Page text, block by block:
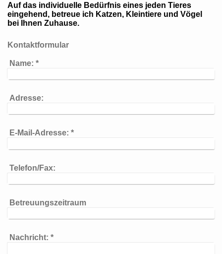
Auf das individuelle Bedürfnis eines jeden Tieres
eingehend, betreue ich Katzen, Kleintiere und Vögel
bei Ihnen Zuhause.
Kontaktformular
Name: *
Adresse:
E-Mail-Adresse: *
Telefon/Fax:
Betreuungszeitraum
Nachricht: *